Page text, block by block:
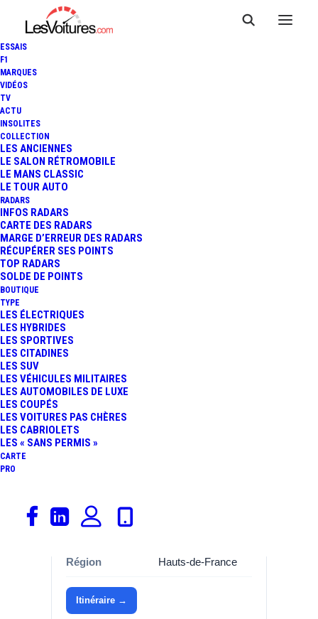
ESSAIS
F1
MARQUES
VIDÉOS
TV
ACTU
INSOLITES
COLLECTION
LES ANCIENNES
LE SALON RÉTROMOBILE
LE MANS CLASSIC
LE TOUR AUTO
RADARS
INFOS RADARS
CARTE DES RADARS
MARGE D’ERREUR DES RADARS
RÉCUPÉRER SES POINTS
TOP RADARS
SOLDE DE POINTS
BOUTIQUE
TYPE
LES ÉLECTRIQUES
LES HYBRIDES
LES SPORTIVES
LES CITADINES
LES SUV
LES VÉHICULES MILITAIRES
LES AUTOMOBILES DE LUXE
LES COUPÉS
LES VOITURES PAS CHÈRES
LES CABRIOLETS
LES « SANS PERMIS »
CARTE
PRO
Informations
Catégorie
Adresse
Commune
Région Hauts-de-France
Itinéraire →